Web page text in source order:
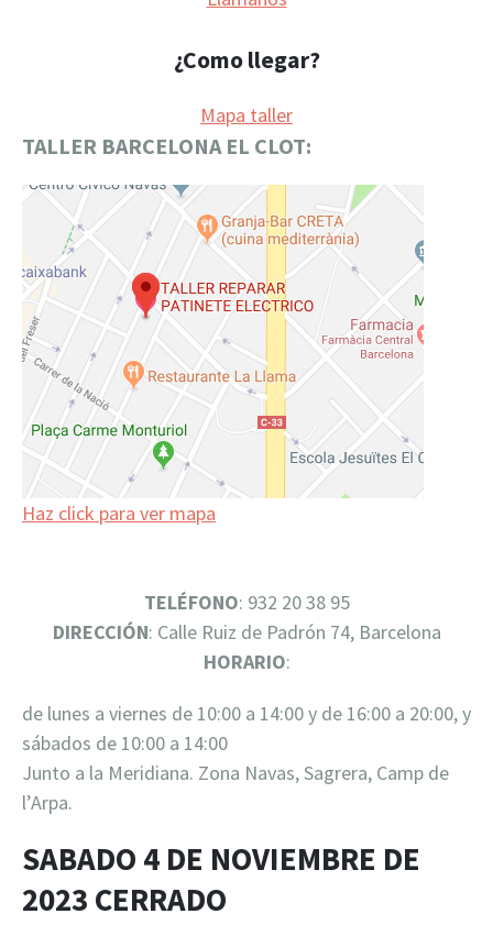
¿Como llegar?
Mapa taller
TALLER BARCELONA EL CLOT:
Haz click para ver mapa
TELÉFONO: 932 20 38 95
DIRECCIÓN: Calle Ruiz de Padrón 74, Barcelona
HORARIO:
de lunes a viernes de 10:00 a 14:00 y de 16:00 a 20:00, y
sábados de 10:00 a 14:00
Junto a la Meridiana. Zona Navas, Sagrera, Camp de
l’Arpa.
SABADO 4 DE NOVIEMBRE DE
2023 CERRADO